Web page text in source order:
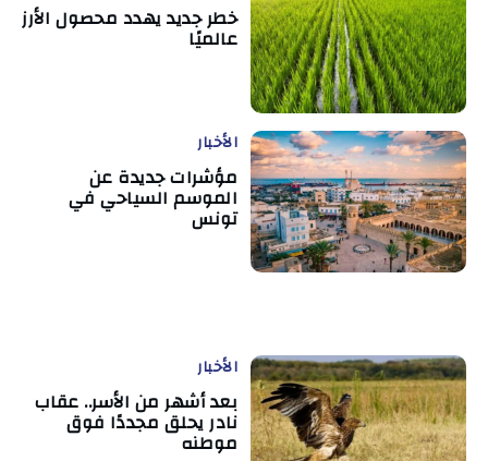
خطر جديد يهدد محصول الأرز
عالميًا
الأخبار
مؤشرات جديدة عن
الموسم السياحي في
تونس
الأخبار
بعد أشهر من الأسر.. عقاب
نادر يحلق مجددًا فوق
موطنه